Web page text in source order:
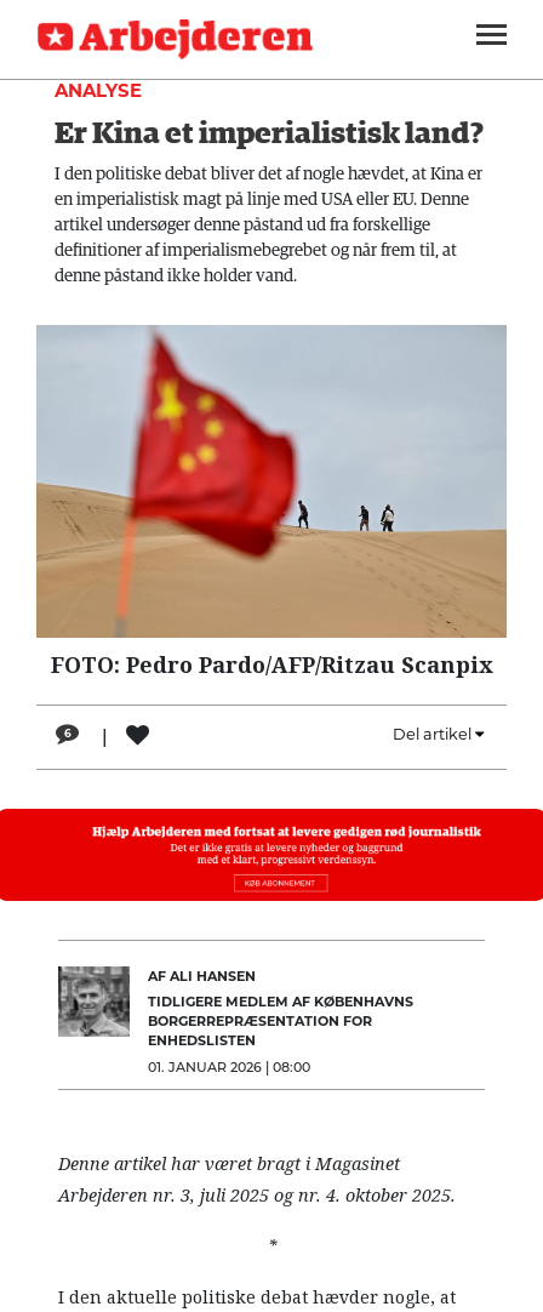
SEKTIONER
ARBEJDEREN
MENER
FAGLIGT
INDLAND
KALENDER
BLOGS
DEBAT
LÆSER
LÆSER
NAVNE
HISTORIE
TEORI
SOUNDCLOUD
ABONNER
LOG IND
OM
ARBEJDEREN
ANALYSE
Er Kina et imperialistisk land?
I den politiske debat bliver det af nogle hævdet, at Kina er
en imperialistisk magt på linje med USA eller EU. Denne
artikel undersøger denne påstand ud fra forskellige
definitioner af imperialismebegrebet og når frem til, at
denne påstand ikke holder vand.
FOTO: Pedro Pardo/AFP/Ritzau Scanpix
6 Del artikel
AF ALI HANSEN
TIDLIGERE MEDLEM AF KØBENHAVNS
BORGERREPRÆSENTATION FOR
ENHEDSLISTEN
01. JANUAR 2026 | 08:00
Denne artikel har været bragt i Magasinet
Arbejderen nr. 3, juli 2025 og nr. 4. oktober 2025.
*
I den aktuelle politiske debat hævder nogle, at